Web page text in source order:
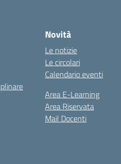
Novità
Le notizie
Le circolari
Calendario eventi
Area E-Learning
Area Riservata
Mail Docenti